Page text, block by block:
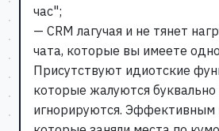
час";
— CRM лагучая и не тянет
чата, которые вы имеете
Присутствуют идиотские
которые жалуются
игнорируются.